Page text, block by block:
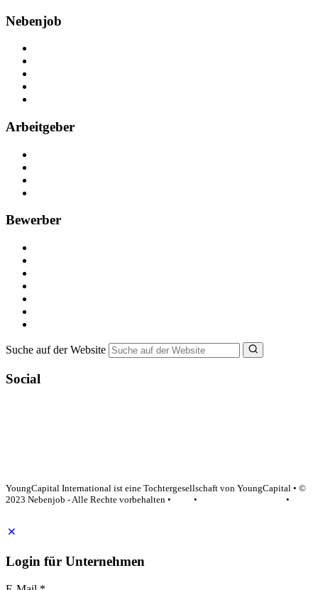
Nebenjob
Arbeitgeber
Bewerber
Suche auf der Website
Social
YoungCapital International ist eine Tochtergesellschaft von YoungCapital • ©
2023 Nebenjob - Alle Rechte vorbehalten •
•
•
Login für Unternehmen